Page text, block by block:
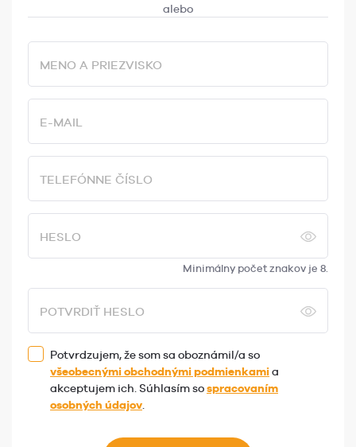
MENO A PRIEZVISKO
E-MAIL
TELEFÓNNE ČÍSLO
HESLO
Minimálny počet znakov je 8.
POTVRDIŤ HESLO
Potvrdzujem, že som sa oboznámil/a so
všeobecnými obchodnými podmienkamia
akceptujem ich. Súhlasím sospracovaním
osobných údajov